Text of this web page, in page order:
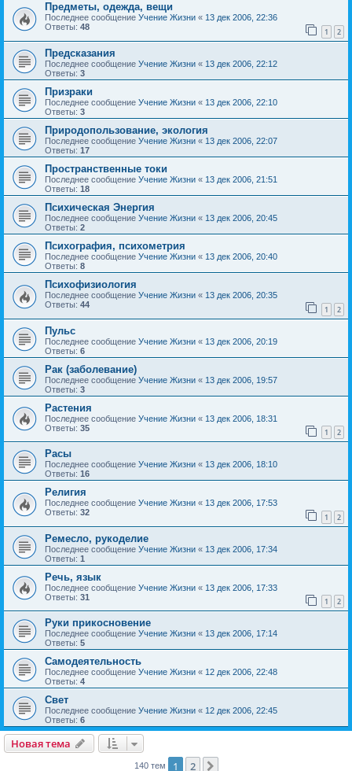
Предметы, одежда, вещи
Последнее сообщение Учение Жизни « 13 дек 2006, 22:36
Ответы: 48 1 2
Предсказания
Последнее сообщение Учение Жизни « 13 дек 2006, 22:12
Ответы: 3
Призраки
Последнее сообщение Учение Жизни « 13 дек 2006, 22:10
Ответы: 3
Природопользование, экология
Последнее сообщение Учение Жизни « 13 дек 2006, 22:07
Ответы: 17
Пространственные токи
Последнее сообщение Учение Жизни « 13 дек 2006, 21:51
Ответы: 18
Психическая Энергия
Последнее сообщение Учение Жизни « 13 дек 2006, 20:45
Ответы: 2
Психография, психометрия
Последнее сообщение Учение Жизни « 13 дек 2006, 20:40
Ответы: 8
Психофизиология
Последнее сообщение Учение Жизни « 13 дек 2006, 20:35
Ответы: 44 1 2
Пульс
Последнее сообщение Учение Жизни « 13 дек 2006, 20:19
Ответы: 6
Рак (заболевание)
Последнее сообщение Учение Жизни « 13 дек 2006, 19:57
Ответы: 3
Растения
Последнее сообщение Учение Жизни « 13 дек 2006, 18:31
Ответы: 35 1 2
Расы
Последнее сообщение Учение Жизни « 13 дек 2006, 18:10
Ответы: 16
Религия
Последнее сообщение Учение Жизни « 13 дек 2006, 17:53
Ответы: 32 1 2
Ремесло, рукоделие
Последнее сообщение Учение Жизни « 13 дек 2006, 17:34
Ответы: 1
Речь, язык
Последнее сообщение Учение Жизни « 13 дек 2006, 17:33
Ответы: 31 1 2
Руки прикосновение
Последнее сообщение Учение Жизни « 13 дек 2006, 17:14
Ответы: 5
Самодеятельность
Последнее сообщение Учение Жизни « 12 дек 2006, 22:48
Ответы: 4
Свет
Последнее сообщение Учение Жизни « 12 дек 2006, 22:45
Ответы: 6
Новая тема
140 тем 1 2